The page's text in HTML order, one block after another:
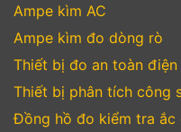
Ampe kìm AC
Ampe kìm đo dòng rò
Thiết bị đo an toàn điện
Thiết bị phân tích công
Đồng hồ đo kiểm tra ắc